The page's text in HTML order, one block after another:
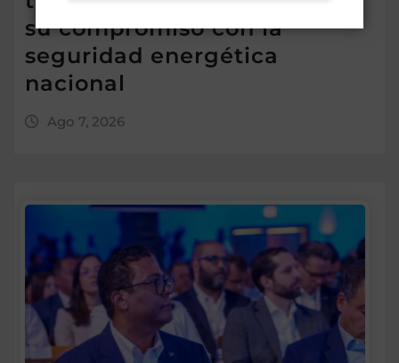
su compromiso con la
seguridad energética
nacional
Ago 7, 2026